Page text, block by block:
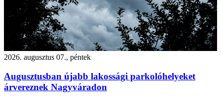
2026. augusztus 07., péntek
Augusztusban újabb lakossági parkolóhelyeket
árvereznek Nagyváradon